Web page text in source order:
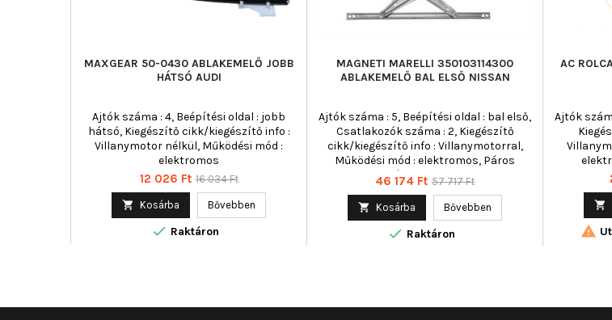
MAXGEAR 50-0430 ABLAKEMELŐ JOBB
HÁTSÓ AUDI
Ajtók száma : 4, Beépítési oldal : jobb
hátsó, Kiegészítő cikk/kiegészítő info :
Villanymotor nélkül, Működési mód :
elektromos
Ár
12 026 Ft Normál
16 034 Ft
 Kosárba Bővebben
 Raktáron
MAGNETI MARELLI 350103114300
ABLAKEMELŐ BAL ELSŐ NISSAN
Ajtók száma : 5, Beépítési oldal : bal első,
Csatlakozók száma : 2, Kiegészítő
cikk/kiegészítő info : Villanymotorral,
Működési mód : elektromos, Páros
cikkszám : 350103114400
Ár
46 174 Ft Normál
57 717 Ft
 Kosárba Bővebben
 Raktáron
AC
Ajtók

